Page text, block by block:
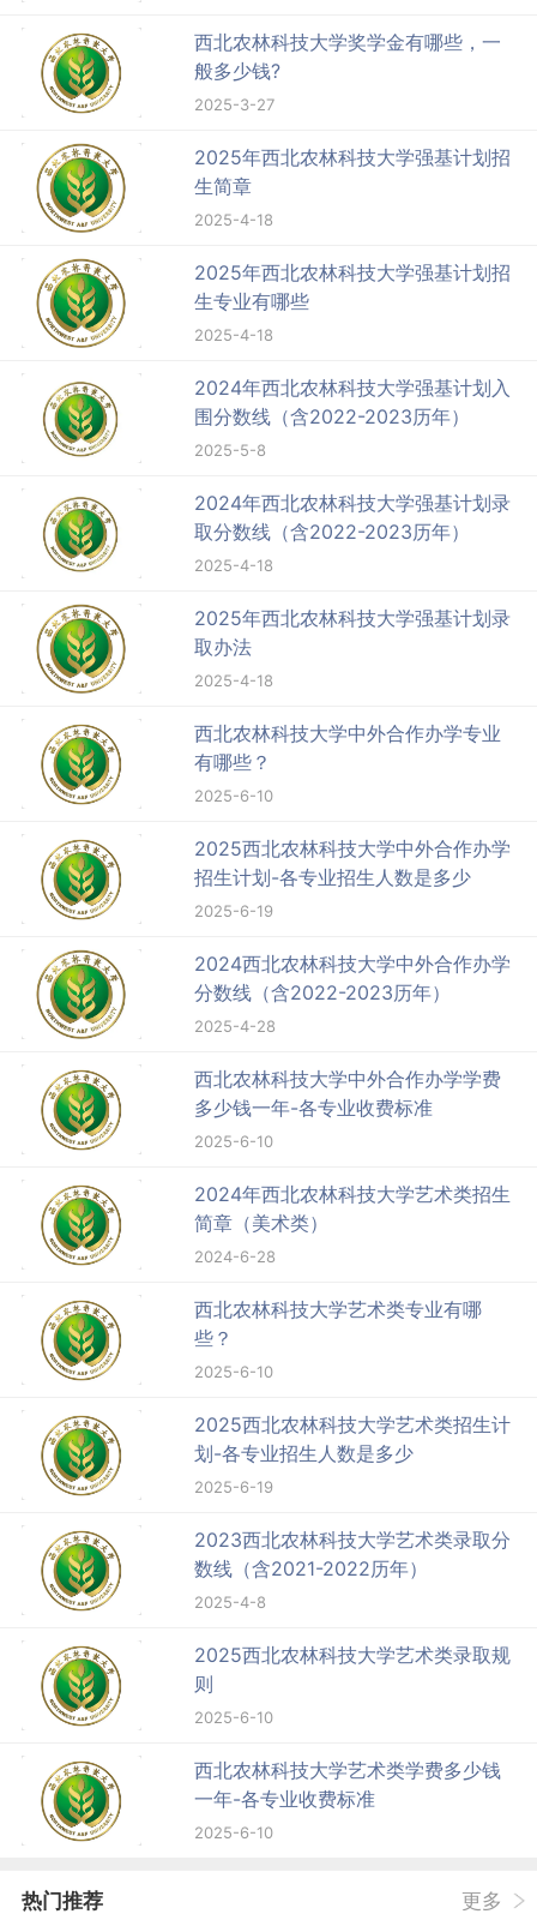
西北农林科技大学奖学金有哪些，一
般多少钱?
2025-3-27
2025年西北农林科技大学强基计划招
生简章
2025-4-18
2025年西北农林科技大学强基计划招
生专业有哪些
2025-4-18
2024年西北农林科技大学强基计划入
围分数线（含2022-2023历年）
2025-5-8
2024年西北农林科技大学强基计划录
取分数线（含2022-2023历年）
2025-4-18
2025年西北农林科技大学强基计划录
取办法
2025-4-18
西北农林科技大学中外合作办学专业
有哪些？
2025-6-10
2025西北农林科技大学中外合作办学
招生计划-各专业招生人数是多少
2025-6-19
2024西北农林科技大学中外合作办学
分数线（含2022-2023历年）
2025-4-28
西北农林科技大学中外合作办学学费
多少钱一年-各专业收费标准
2025-6-10
2024年西北农林科技大学艺术类招生
简章（美术类）
2024-6-28
西北农林科技大学艺术类专业有哪
些？
2025-6-10
2025西北农林科技大学艺术类招生计
划-各专业招生人数是多少
2025-6-19
2023西北农林科技大学艺术类录取分
数线（含2021-2022历年）
2025-4-8
2025西北农林科技大学艺术类录取规
则
2025-6-10
西北农林科技大学艺术类学费多少钱
一年-各专业收费标准
2025-6-10
热门推荐 更多